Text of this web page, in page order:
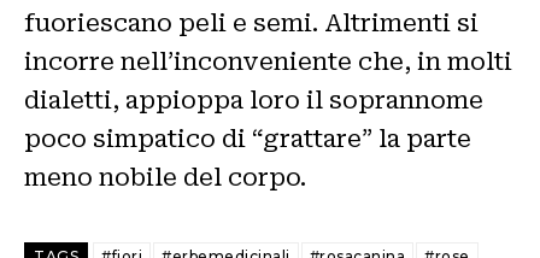
fuoriescano peli e semi. Altrimenti si
incorre nell’inconveniente che, in molti
dialetti, appioppa loro il soprannome
poco simpatico di “grattare” la parte
meno nobile del corpo.